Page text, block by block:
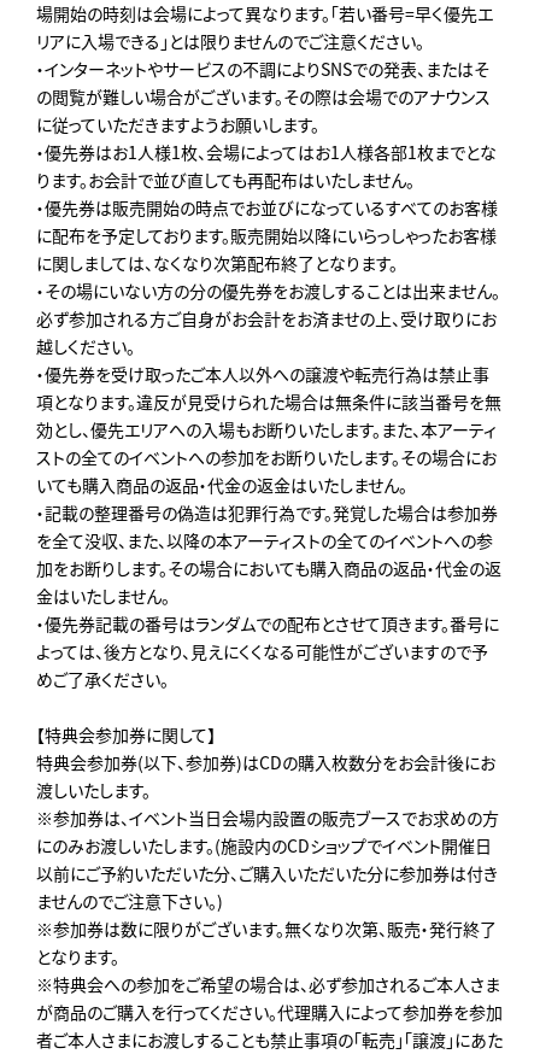
場開始の時刻は会場によって異なります。「若い番号=早く優先エ
リアに入場できる」とは限りませんのでご注意ください。
・インターネットやサービスの不調によりSNSでの発表、またはそ
の閲覧が難しい場合がございます。その際は会場でのアナウンス
に従っていただきますようお願いします。
・優先券はお1人様1枚、会場によってはお1人様各部1枚までとな
ります。お会計で並び直しても再配布はいたしません。
・優先券は販売開始の時点でお並びになっているすべてのお客様
に配布を予定しております。販売開始以降にいらっしゃったお客様
に関しましては、なくなり次第配布終了となります。
・その場にいない方の分の優先券をお渡しすることは出来ません。
必ず参加される方ご自身がお会計をお済ませの上、受け取りにお
越しください。
・優先券を受け取ったご本人以外への譲渡や転売行為は禁止事
項となります。違反が見受けられた場合は無条件に該当番号を無
効とし、優先エリアへの入場もお断りいたします。また、本アーティ
ストの全てのイベントへの参加をお断りいたします。その場合にお
いても購入商品の返品・代金の返金はいたしません。
・記載の整理番号の偽造は犯罪行為です。発覚した場合は参加券
を全て没収、また、以降の本アーティストの全てのイベントへの参
加をお断りします。その場合においても購入商品の返品・代金の返
金はいたしません。
・優先券記載の番号はランダムでの配布とさせて頂きます。番号に
よっては、後方となり、見えにくくなる可能性がございますので予
めご了承ください。
【特典会参加券に関して】
特典会参加券(以下、参加券)はCDの購入枚数分をお会計後にお
渡しいたします。
※参加券は、イベント当日会場内設置の販売ブースでお求めの方
にのみお渡しいたします。(施設内のCDショップでイベント開催日
以前にご予約いただいた分、ご購入いただいた分に参加券は付き
ませんのでご注意下さい。)
※参加券は数に限りがございます。無くなり次第、販売・発行終了
となります。
※特典会への参加をご希望の場合は、必ず参加されるご本人さま
が商品のご購入を行ってください。代理購入によって参加券を参加
者ご本人さまにお渡しすることも禁止事項の「転売」「譲渡」にあた